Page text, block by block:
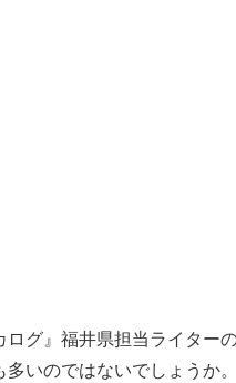
ログ』福井県担当ライター
いのではないでしょうか